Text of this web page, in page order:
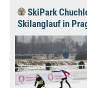
SkiPark
Skilanglauf in